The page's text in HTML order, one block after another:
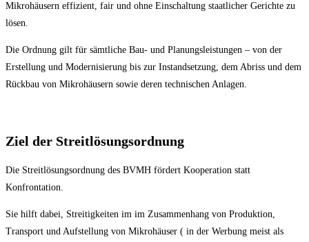
Mikrohäusern effizient, fair und ohne Einschaltung staatlicher Gerichte zu
lösen.
Die Ordnung gilt für sämtliche Bau- und Planungsleistungen – von der
Erstellung und Modernisierung bis zur Instandsetzung, dem Abriss und dem
Rückbau von Mikrohäusern sowie deren technischen Anlagen.
Ziel der Streitlösungsordnung
Die Streitlösungsordnung des BVMH fördert Kooperation statt
Konfrontation.
Sie hilft dabei, Streitigkeiten im im Zusammenhang von Produktion,
Transport und Aufstellung von Mikrohäuser ( in der Werbung meist als